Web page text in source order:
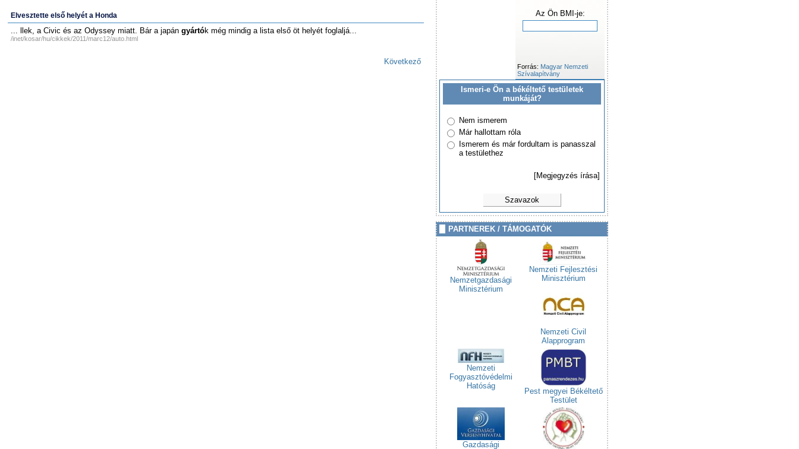
Elvesztette első helyét a Honda
... llek, a Civic és az Odyssey miatt. Bár a japán gyártók még mindig a lista első öt helyét foglaljá...
/inet/kosar/hu/cikkek/2011/marc12/auto.html
Következő
Az Ön BMI-je:
Forrás: Magyar Nemzeti
Szívalapítvány
Ismeri-e Ön a békéltető testületek
munkáját?
Nem ismerem
Már hallottam róla
Ismerem és már fordultam is panasszal
a testülethez
[Megjegyzés írása]
Szavazok
PARTNEREK / TÁMOGATÓK
Nemzetgazdasági
Minisztérium
Nemzeti Fejlesztési
Minisztérium
Nemzeti Civil
Alapprogram
Nemzeti
Fogyasztóvédelmi
Hatóság
Pest megyei Békéltető
Testület
Gazdasági